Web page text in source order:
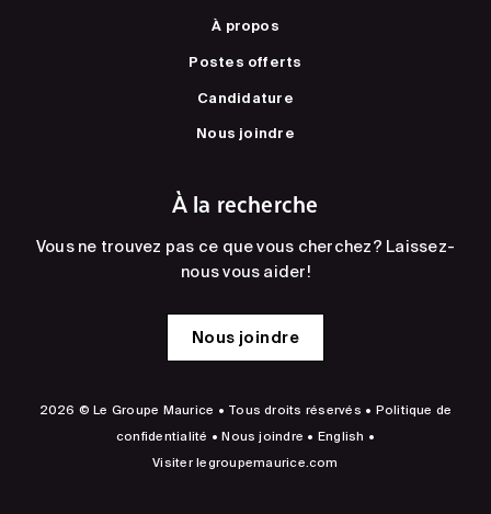
À propos
Postes offerts
Candidature
Nous joindre
À la recherche
Vous ne trouvez pas ce que vous cherchez? Laissez-
nous vous aider!
Nous joindre
2026 © Le Groupe Maurice • Tous droits réservés • Politique de
confidentialité •Nous joindre • English •
Visiterlegroupemaurice.com